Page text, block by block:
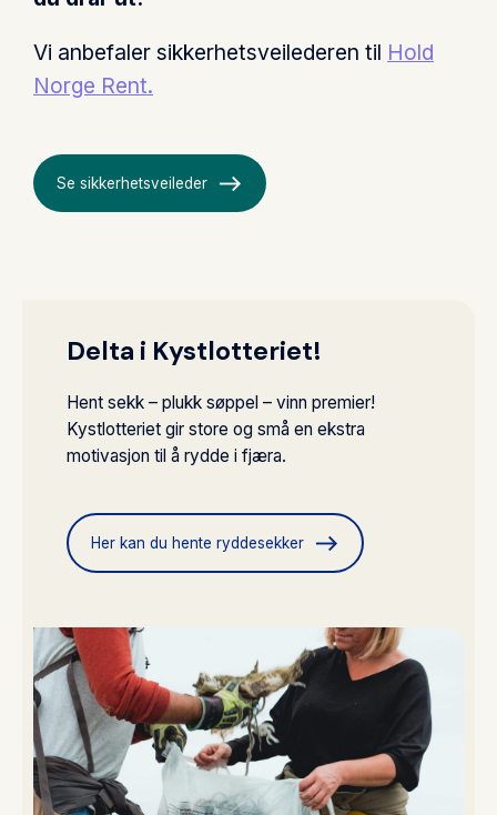
Vi anbefaler sikkerhetsveilederen til Hold
Norge Rent.
Se sikkerhetsveileder east
Delta i Kystlotteriet!
Hent sekk – plukk søppel – vinn premier!
Kystlotteriet gir store og små en ekstra
motivasjon til å rydde i fjæra.
Her kan du hente ryddesekker east